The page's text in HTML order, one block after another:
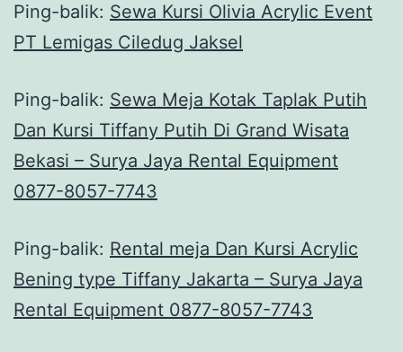
Ping-balik: Sewa Kursi Olivia Acrylic Event
PT Lemigas Ciledug Jaksel
Ping-balik: Sewa Meja Kotak Taplak Putih
Dan Kursi Tiffany Putih Di Grand Wisata
Bekasi – Surya Jaya Rental Equipment
0877-8057-7743
Ping-balik: Rental meja Dan Kursi Acrylic
Bening type Tiffany Jakarta – Surya Jaya
Rental Equipment 0877-8057-7743